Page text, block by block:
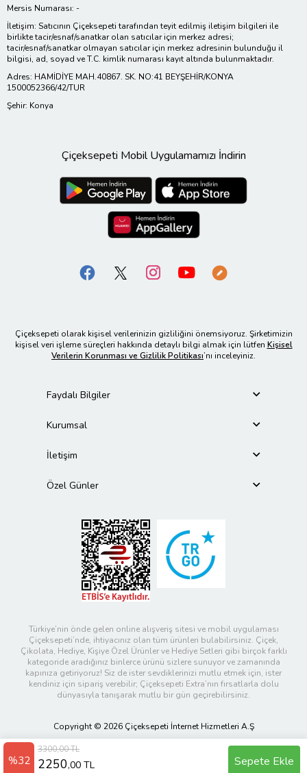
%32
3300,00 TL
2250,00 TL Sepete Ekle
Mersis Numarası: -
İletişim: Satıcının Çiçeksepeti tarafından teyit edilmiş iletişim bilgileri ile
birlikte tacir/esnaf/sanatkar olan satıcılar için merkez adresi;
tacir/esnaf/sanatkar olmayan satıcılar için merkez adresinin bulunduğu il
bilgisi, ad, soyad ve T.C. kimlik numarası kayıt altında bulunmaktadır.
Adres: HAMİDİYE MAH.40867. SK. NO:41 BEYŞEHİR/KONYA
1500052366/42/TUR
Şehir: Konya
Çiçeksepeti Mobil Uygulamamızı İndirin
Çiçeksepeti olarak kişisel verilerinizin gizliliğini önemsiyoruz. Şirketimizin
kişisel veri işleme süreçleri hakkında detaylı bilgi almak için lütfen Kişisel
Verilerin Korunması ve Gizlilik Politikası’nı inceleyiniz.
Faydalı Bilgiler
Kurumsal
İletişim
Özel Günler
Türkiye’nin önde gelen online alışveriş sitesi ve mobil uygulaması
Çiçeksepeti’nde, ihtiyacınız olan tüm ürünleri bulabilirsiniz. Çiçek,
Çikolata, Hediye, Kişiye Özel Ürünler ve Hediye Setleri gibi birçok farklı
kategoride aradığınız binlerce ürünü sizlere sunuyor ve zamanında
kapınıza getiriyoruz! Siz de ister sevdiklerinizi mutlu etmek için, ister
kendiniz için sipariş verebilir; Çiçeksepeti Extra’nın fırsatlarla dolu
dünyasıyla tanışarak mutlu bir gün geçirebilirsiniz.
Copyright © 2026 Çiçeksepeti İnternet Hizmetleri A.Ş